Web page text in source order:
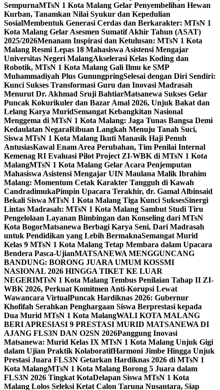
SempurnaMTsN 1 Kota Malang Gelar Penyembelihan Hewan
Kurban, Tanamkan Nilai Syukur dan Kepedulian
SosialMembentuk Generasi Cerdas dan Berkarakter: MTsN 1
Kota Malang Gelar Asesmen Sumatif Akhir Tahun (ASAT)
2025/2026Menanam Inspirasi dan Ketulusan: MTsN 1 Kota
Malang Resmi Lepas 18 Mahasiswa Asistensi Mengajar
Universitas Negeri MalangAkselerasi Kelas Koding dan
Robotik, MTsN 1 Kota Malang Gali Ilmu ke SMP
Muhammadiyah Plus GunungpringSelesai dengan Diri Sendiri:
Kunci Sukses Transformasi Guru dan Inovasi Madrasah
Menurut Dr. Akhmad Sruji BahtiarMatsanewa Sukses Gelar
Puncak Kokurikuler dan Bazar Amal 2026, Unjuk Bakat dan
Lelang Karya MuridSemangat Kebangkitan Nasional
Menggema di MTsN 1 Kota Malang: Jaga Tunas Bangsa Demi
Kedaulatan NegaraRibuan Langkah Menuju Tanah Suci,
Siswa MTsN 1 Kota Malang Ikuti Manasik Haji Penuh
AntusiasKawal Enam Area Perubahan, Tim Penilai Internal
Kemenag RI Evaluasi Pilot Project ZI-WBK di MTsN 1 Kota
MalangMTsN 1 Kota Malang Gelar Acara Penjemputan
Mahasiswa Asistensi Mengajar UIN Maulana Malik Ibrahim
Malang: Momentum Cetak Karakter Tangguh di Kawah
CandradimukaPimpin Upacara Terakhir, dr. Gamal Albinsaid
Bekali Siswa MTsN 1 Kota Malang Tiga Kunci SuksesSinergi
Lintas Madrasah: MTsN 1 Kota Malang Sambut Studi Tiru
Pengelolaan Layanan Bimbingan dan Konseling dari MTsN
Kota BogorMatsanewa Berbagi Karya Seni, Dari Madrasah
untuk Pendidikan yang Lebih BermaknaSemangat Murid
Kelas 9 MTsN 1 Kota Malang Tetap Membara dalam Upacara
Bendera Pasca-UjianMATSANEWA MENGGUNCANG
BANDUNG: BORONG JUARA UMUM KOSSMI
NASIONAL 2026 HINGGA TIKET KE LUAR
NEGERIMTsN 1 Kota Malang Tembus Penilaian Tahap II ZI-
WBK 2026, Perkuat Komitmen Anti-Korupsi Lewat
Wawancara VirtualPuncak Hardiknas 2026: Gubernur
Khofifah Serahkan Penghargaan Siswa Berprestasi kepada
Dua Murid MTsN 1 Kota MalangWALI KOTA MALANG
BERI APRESIASI 9 PRESTASI MURID MATSANEWA DI
AJANG FLS3N DAN O2SN 2026Panggung Inovasi
Matsanewa: Murid Kelas IX MTsN 1 Kota Malang Unjuk Gigi
dalam Ujian Praktik KolaboratifHarmoni Jimbe Hingga Unjuk
Prestasi Juara FLS3N Getarkan Hardiknas 2026 di MTsN 1
Kota MalangMTsN 1 Kota Malang Borong 5 Juara dalam
FLS3N 2026 Tingkat KotaDelapan Siswa MTsN 1 Kota
Malang Lolos Seleksi Ketat Calon Taruna Nusantara, Siap